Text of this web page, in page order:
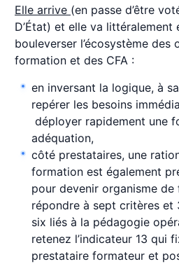
Elle arrive (en passe d’être
D’État) et elle va littéralement
bouleverser l’écosystème des
formation et des CFA :
en inversant la logique, à
repérer les besoins
déployer rapidement une
adéquation,
côté prestataires, une
formation est également
pour devenir organisme
répondre à sept critères et
six liés à la pédagogie
retenez l’indicateur 13 qui
prestataire formateur et